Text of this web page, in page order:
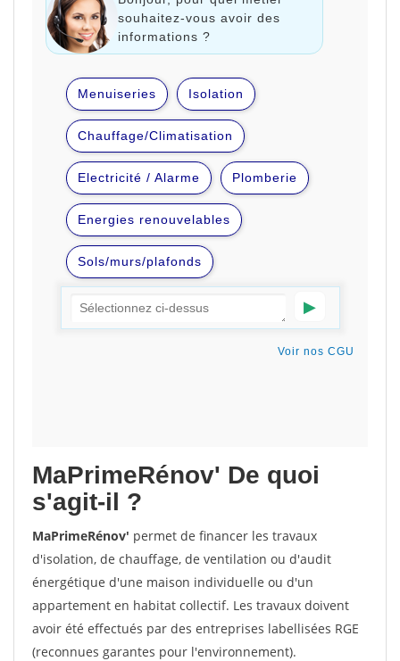
MaPrimeRénov' De quoi
s'agit-il ?
MaPrimeRénov' permet de financer les travaux
d'isolation, de chauffage, de ventilation ou d'audit
énergétique d'une maison individuelle ou d'un
appartement en habitat collectif. Les travaux doivent
avoir été effectués par des entreprises labellisées RGE
(reconnues garantes pour l'environnement).